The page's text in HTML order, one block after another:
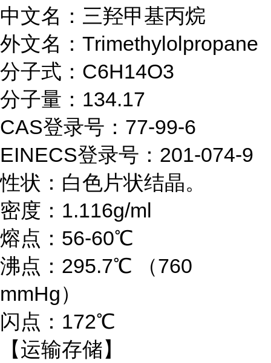
中文名：三羟甲基丙烷
外文名： Trimethylolpropane
分子式： C6H14O3
分子量： 134.17
CAS登录号：77-99-6
EINECS登录号：201-074-9
性状：白色片状结晶。
密度： 1.116g/ml
熔点： 56-60℃
沸点： 295.7℃ （760
mmHg）
闪点： 172℃
【运输存储】